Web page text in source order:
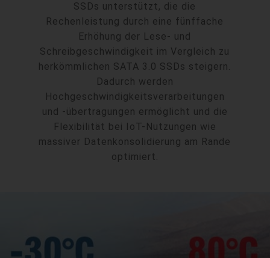
SSDs unterstützt, die die
Rechenleistung durch eine fünffache
Erhöhung der Lese- und
Schreibgeschwindigkeit im Vergleich zu
herkömmlichen SATA 3.0 SSDs steigern.
Dadurch werden
Hochgeschwindigkeitsverarbeitungen
und -übertragungen ermöglicht und die
Flexibilität bei IoT-Nutzungen wie
massiver Datenkonsolidierung am Rande
optimiert.